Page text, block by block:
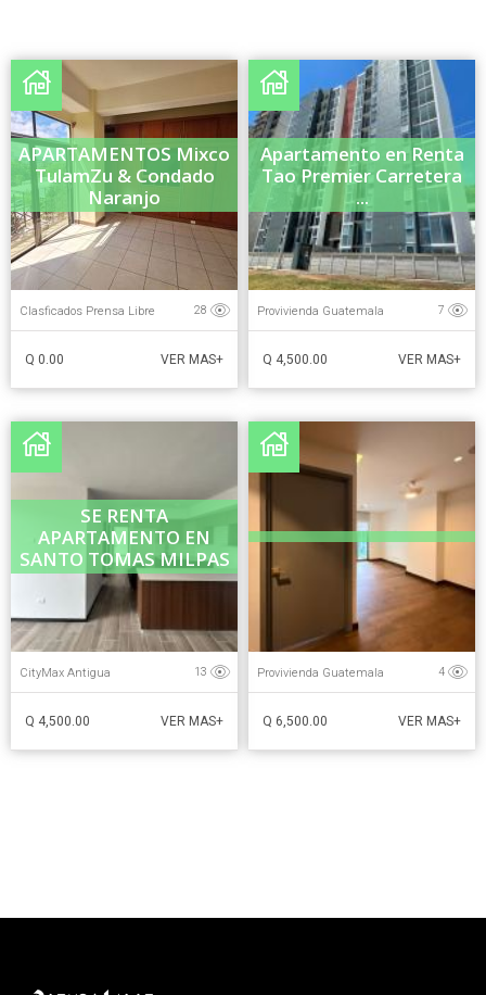
APARTAMENTOS Mixco
TulamZu & Condado
Naranjo
Clasficados Prensa Libre 28
Q 0.00 VER MAS+
Apartamento en Renta
Tao Premier Carretera
...
Provivienda Guatemala 7
Q 4,500.00 VER MAS+
SE RENTA
APARTAMENTO EN
SANTO TOMAS MILPAS
...
CityMax Antigua 13
Q 4,500.00 VER MAS+
Provivienda Guatemala 4
Q 6,500.00 VER MAS+